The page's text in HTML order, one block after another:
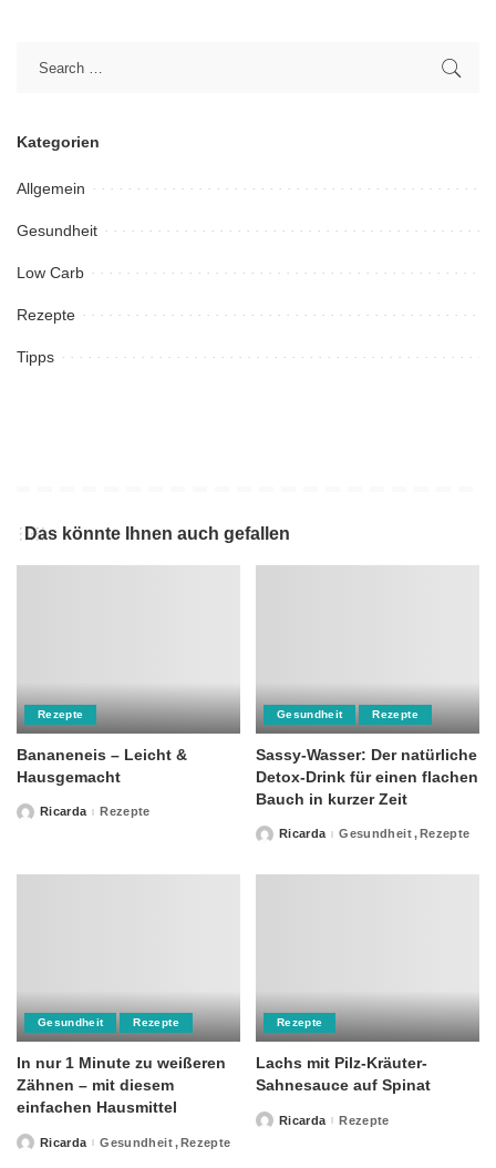
Kategorien
Allgemein
Gesundheit
Low Carb
Rezepte
Tipps
Das könnte Ihnen auch gefallen
Rezepte
Bananeneis – Leicht &
Hausgemacht
PostedRicarda Rezepte
Gesundheit Rezepte
Sassy-Wasser: Der natürliche
Detox-Drink für einen flachen
Bauch in kurzer Zeit
PostedRicarda Gesundheit Rezepte
Gesundheit Rezepte
In nur 1 Minute zu weißeren
Zähnen – mit diesem
einfachen Hausmittel
PostedRicarda Gesundheit Rezepte
Rezepte
Lachs mit Pilz-Kräuter-
Sahnesauce auf Spinat
PostedRicarda Rezepte